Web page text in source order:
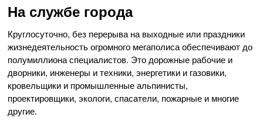
На службе города
Круглосуточно, без перерыва на выходные или праздники
жизнедеятельность огромного мегаполиса обеспечивают до
полумиллиона специалистов. Это дорожные рабочие и
дворники, инженеры и техники, энергетики и газовики,
кровельщики и промышленные альпинисты,
проектировщики, экологи, спасатели, пожарные и многие
другие.